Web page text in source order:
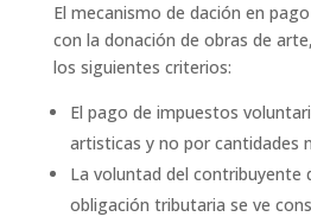
El mecanismo de dación en
con la donación de obras de
los siguientes criterios:
El pago de impuestos
artisticas y no por cantidades
La voluntad del contribuyente
obligación tributaria se ve